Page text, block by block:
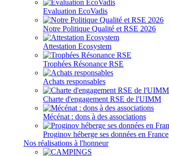
Evaluation EcoVadis
Notre Politique Qualité et RSE 2026
Attestation Ecosystem
Trophées Résonance RSE
Achats responsables
Charte d'engagement RSE de l'UIMM
Mécénat : dons à des associations
Proginov héberge ses données en France
Nos réalisations à l'honneur